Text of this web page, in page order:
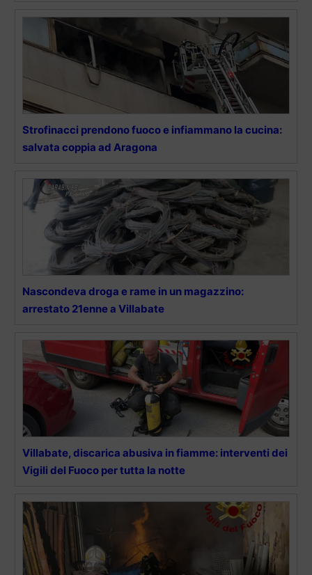
Strofinacci prendono fuoco e infiammano la cucina:
salvata coppia ad Aragona
Nascondeva droga e rame in un magazzino:
arrestato 21enne a Villabate
Villabate, discarica abusiva in fiamme: interventi dei
Vigili del Fuoco per tutta la notte